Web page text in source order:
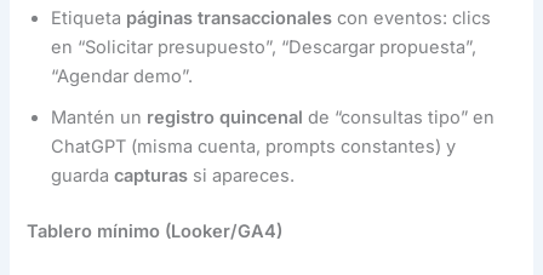
Etiqueta páginas transaccionales con eventos: clics
en “Solicitar presupuesto”, “Descargar propuesta”,
“Agendar demo”.
Mantén un registro quincenal de “consultas tipo” en
ChatGPT (misma cuenta, prompts constantes) y
guardacapturas si apareces.
Tablero mínimo (Looker/GA4)